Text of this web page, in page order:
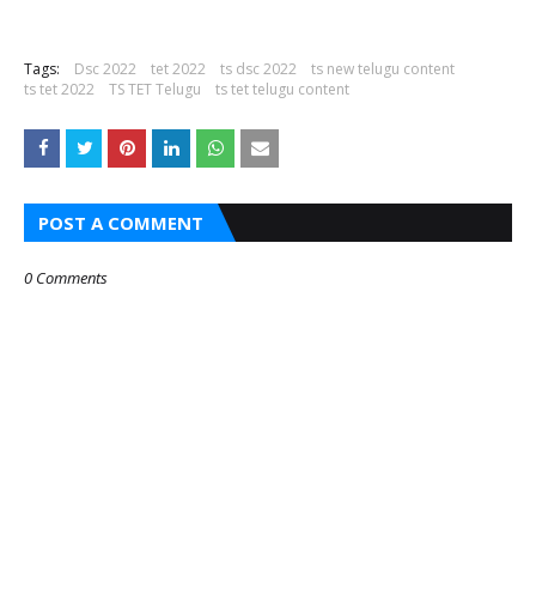
Tags: Dsc 2022 tet 2022 ts dsc 2022
ts new telugu content
ts tet 2022
TS TET Telugu ts tet telugu content
POST A COMMENT
0 Comments